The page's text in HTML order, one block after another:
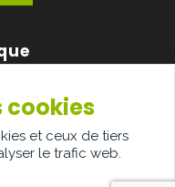
cookies
et ceux de tiers
le trafic web.